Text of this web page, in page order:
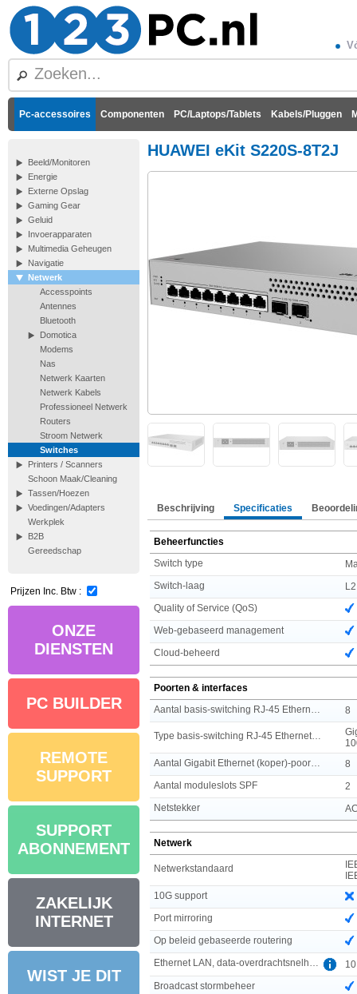
Pc-accessoires Componenten PC/Laptops/Tablets Kabels/Pluggen
Beeld/Monitoren
Energie
Externe Opslag
Gaming Gear
Geluid
Invoerapparaten
Multimedia Geheugen
Navigatie
Netwerk
Accesspoints
Antennes
Bluetooth
Domotica
Modems
Nas
Netwerk Kaarten
Netwerk Kabels
Professioneel Netwerk
Routers
Stroom Netwerk
Switches
Printers / Scanners
Schoon Maak/Cleaning
Tassen/Hoezen
Voedingen/Adapters
Werkplek
B2B
Gereedschap
Prijzen Inc. Btw :
ONZE
DIENSTEN
PC BUILDER
REMOTE
SUPPORT
SUPPORT
ABONNEMENT
ZAKELIJK
INTERNET
WIST JE DIT
HUAWEI eKit S220S-8T2J
Beschrijving Specificaties
Beheerfuncties
Switch type
Switch-laag
L2
Quality of Service (QoS)
Web-gebaseerd management
Cloud-beheerd
Poorten & interfaces
8
8
Aantal moduleslots SPF
2
Netstekker
Netwerk
Netwerkstandaard
10G support
Port mirroring
Op beleid gebaseerde routering
Broadcast stormbeheer